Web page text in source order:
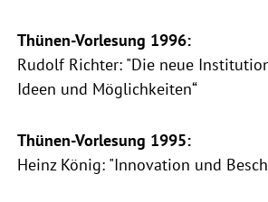
Thünen-Vorlesung 1996:
Rudolf Richter: "Die neue
Ideen und Möglichkeiten“
Thünen-Vorlesung 1995:
Heinz König: "Innovation und